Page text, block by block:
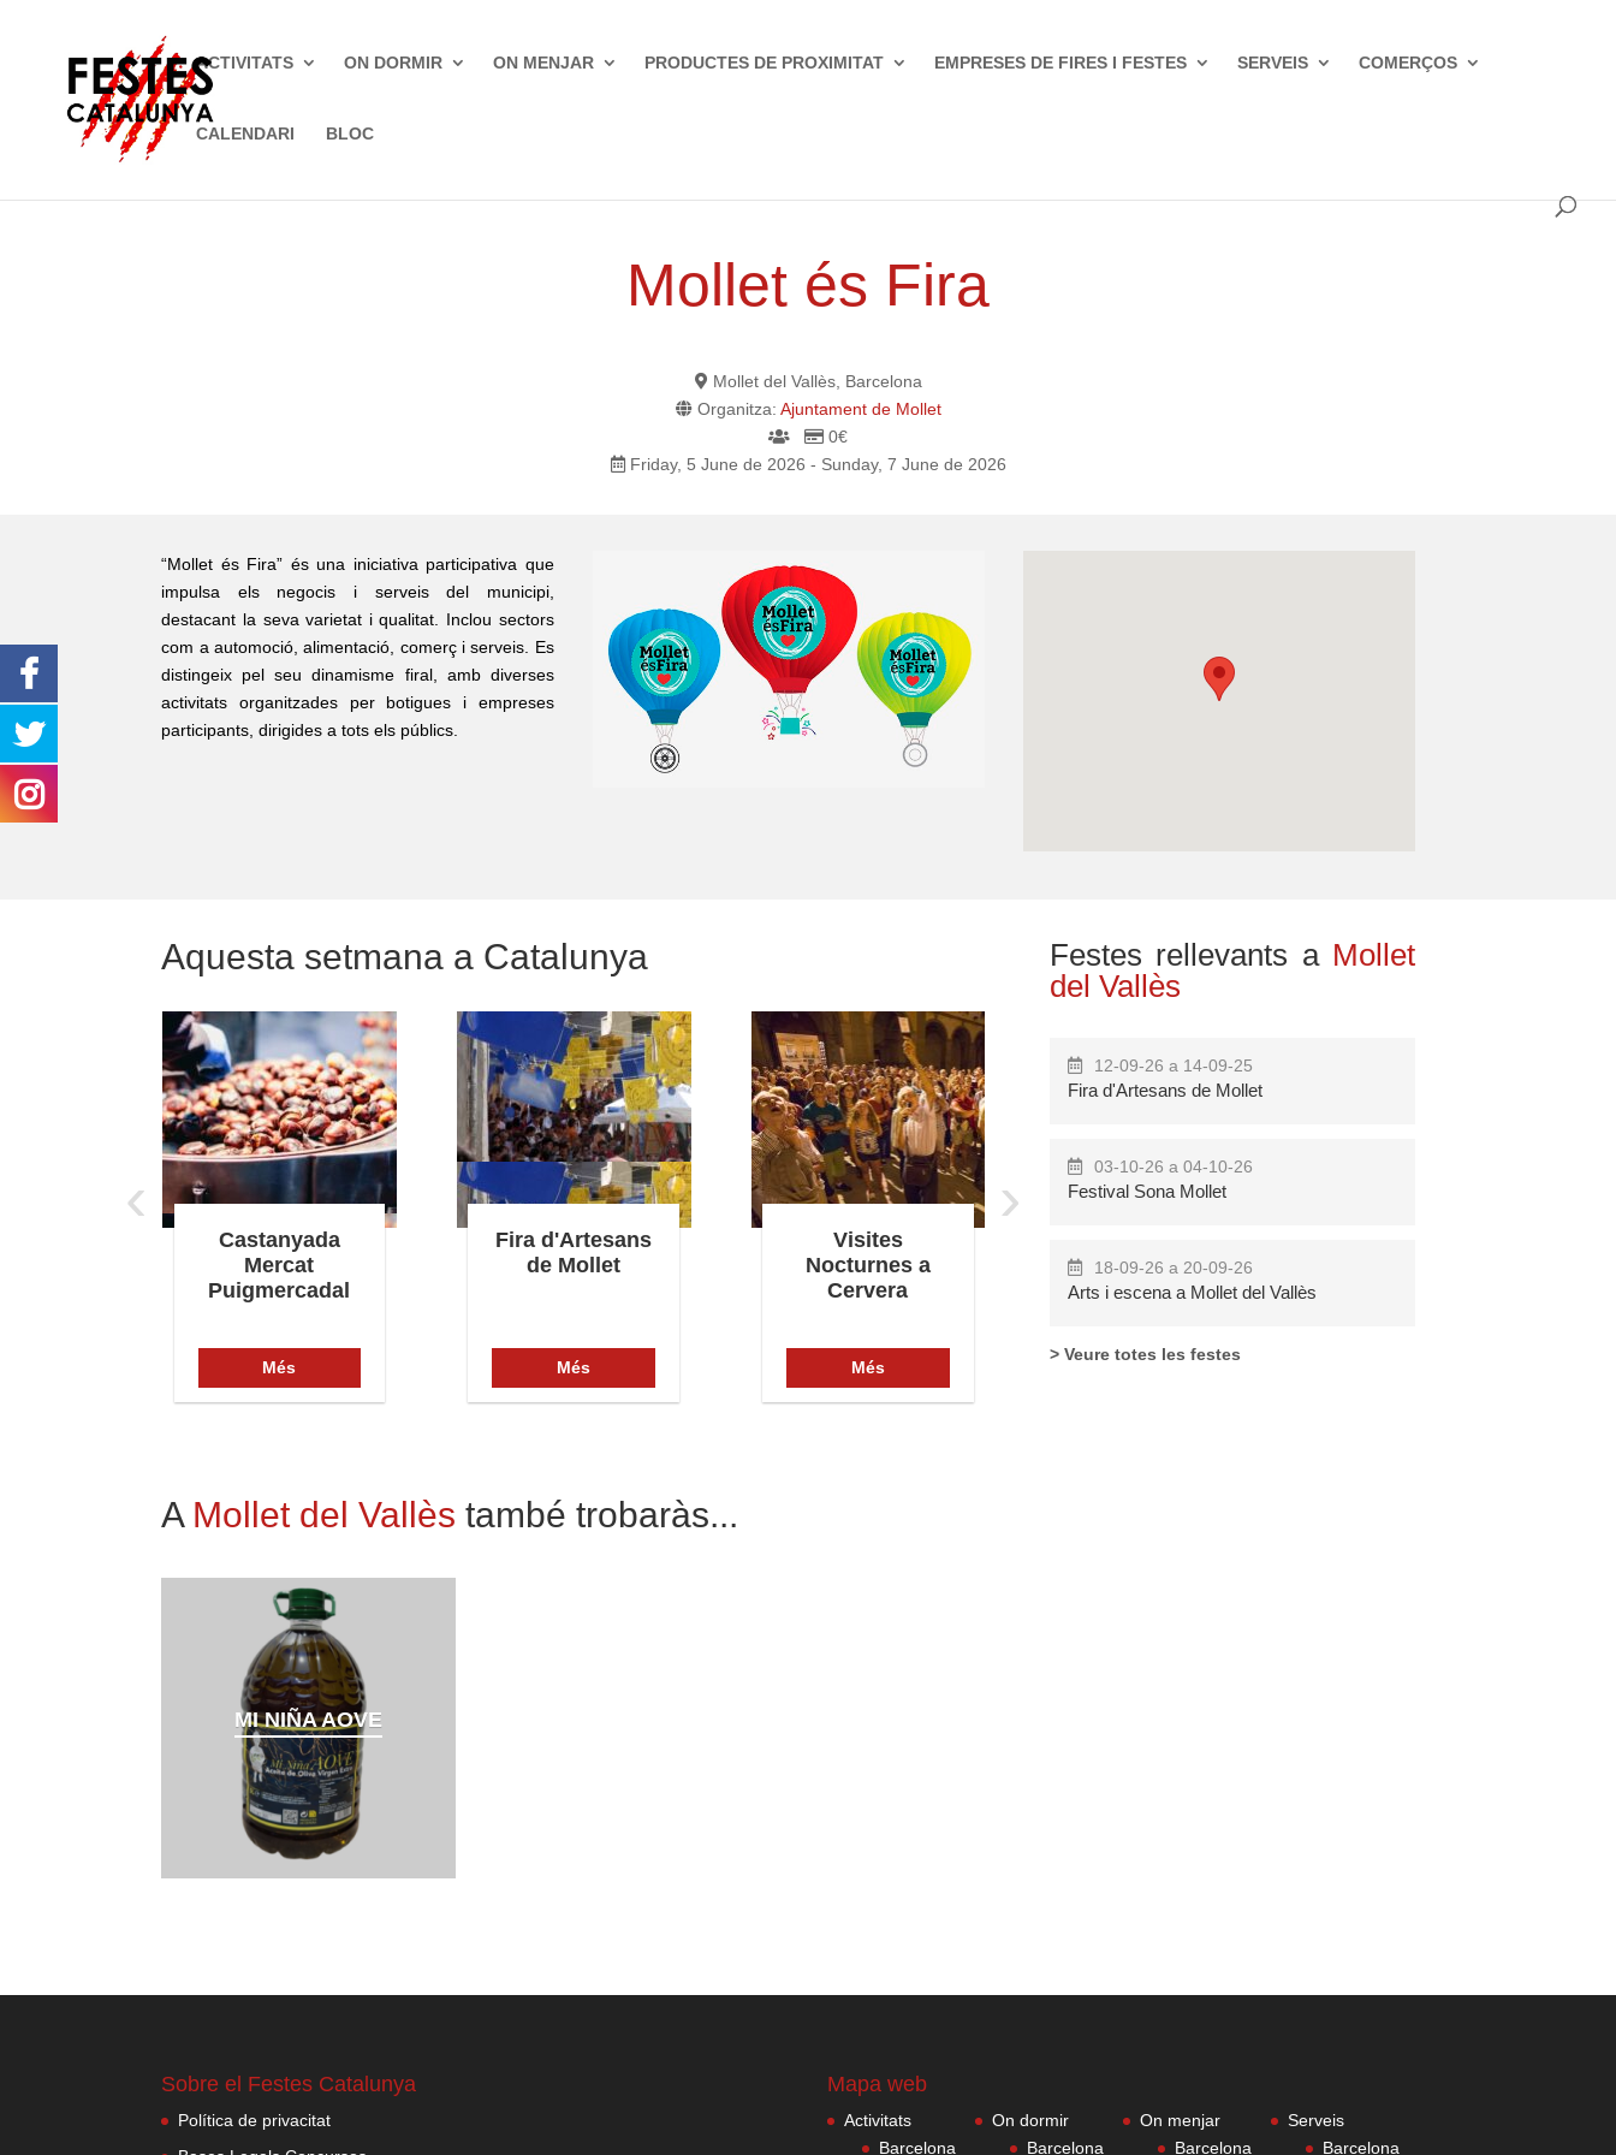
ACTIVITATS ON DORMIR ON MENJAR PRODUCTES DE PROXIMITAT EMPRESES DE FIRES I FESTES SERVEIS COMERÇOS
CALENDARI BLOC
Mollet és Fira
Mollet del Vallès, Barcelona
Organitza: Ajuntament de Mollet
0€
Friday, 5 June de 2026 - Sunday, 7 June de 2026
“Mollet és Fira” és una iniciativa participativa que
impulsa els negocis i serveis del municipi,
destacant la seva varietat i qualitat. Inclou sectors
com a automoció, alimentació, comerç i serveis. Es
distingeix pel seu dinamisme firal, amb diverses
activitats organitzades per botigues i empreses
participants, dirigides a tots els públics.
Aquesta setmana a Catalunya
Castanyada
Mercat
Puigmercadal
Més
Fira d'Artesans
de Mollet
Més
Visites
Nocturnes a
Cervera
Més
La Riera de
Gaià
‹ ›
Festes rellevants a Mollet
del Vallès
12-09-26 a 14-09-25
Fira d'Artesans de Mollet
03-10-26 a 04-10-26
Festival Sona Mollet
18-09-26 a 20-09-26
Arts i escena a Mollet del Vallès
> Veure totes les festes
A Mollet del Vallès també trobaràs...
MI NIÑA AOVE
Sobre el Festes Catalunya
Política de privacitat
Mapa web
Activitats
Barcelona
On dormir
Barcelona
On menjar
Barcelona
Serveis
Barcelona